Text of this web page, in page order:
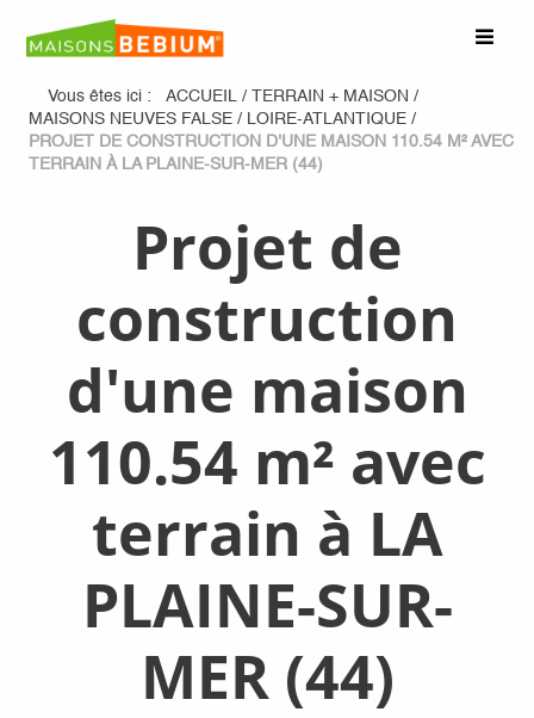
Vous êtes ici : ACCUEIL / TERRAIN + MAISON /
MAISONS NEUVES FALSE / LOIRE-ATLANTIQUE /
PROJET DE CONSTRUCTION D'UNE MAISON 110.54 M² AVEC
TERRAIN À LA PLAINE-SUR-MER (44)
Projet de
construction
d'une maison
110.54 m² avec
terrain à LA
PLAINE-SUR-
MER (44)